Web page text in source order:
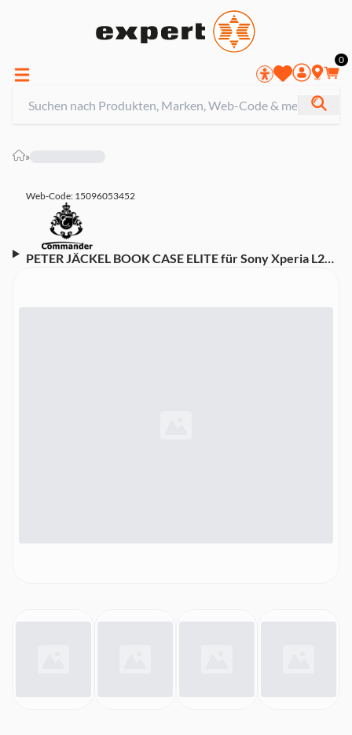
0
»
Web-Code: 15096053452
PETER JÄCKEL BOOK CASE ELITE für Sony Xperia L2